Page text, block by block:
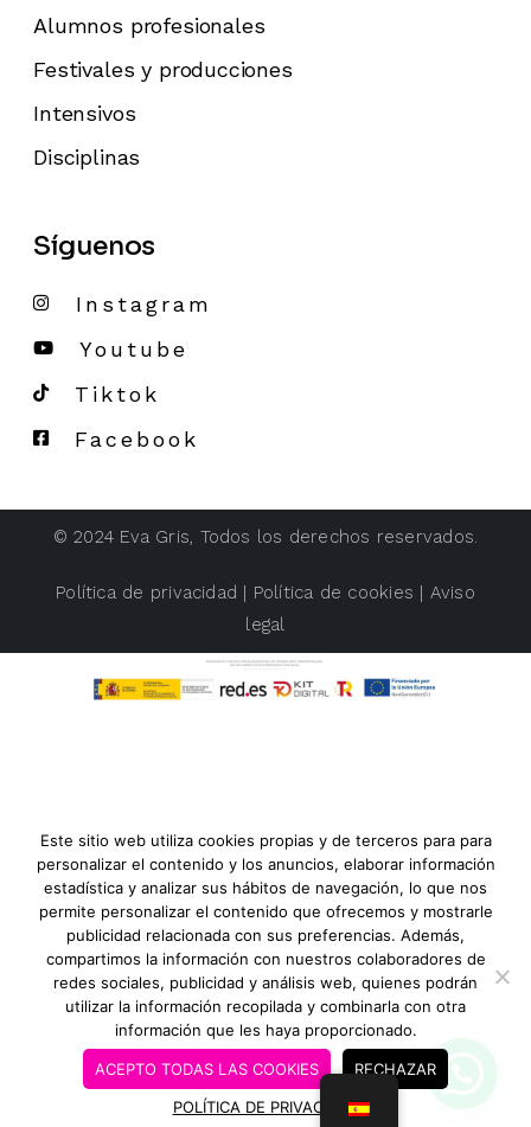
Alumnos profesionales
Festivales y producciones
Intensivos
Disciplinas
Síguenos
Instagram
Youtube
Tiktok
Facebook
© 2024 Eva Gris, Todos los derechos reservados.
Política de privacidad | Política de cookies | Aviso
legal
Este sitio web utiliza cookies propias y de terceros para para
personalizar el contenido y los anuncios, elaborar información
estadística y analizar sus hábitos de navegación, lo que nos
permite personalizar el contenido que ofrecemos y mostrarle
publicidad relacionada con sus preferencias. Además,
compartimos la información con nuestros colaboradores de
redes sociales, publicidad y análisis web, quienes podrán
utilizar la información recopilada y combinarla con otra
información que les haya proporcionado.
ACEPTO TODAS LAS COOKIES
RECHAZAR
POLÍTICA DE PRIVACIDAD